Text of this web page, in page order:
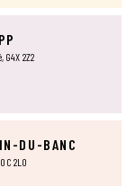
2Z2
DU-BANC
2L0